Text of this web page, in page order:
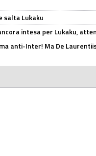
salta Lukaku
intesa per Lukaku,
anti-Inter! Ma De